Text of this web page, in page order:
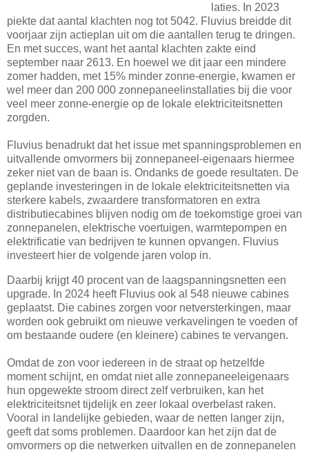
laties. In 2023
piekte dat aantal klachten nog tot 5042. Fluvius breidde dit
voorjaar zijn actieplan uit om die aantallen terug te dringen.
En met succes, want het aantal klachten zakte eind
september naar 2613. En hoewel we dit jaar een mindere
zomer hadden, met 15% minder zonne-energie, kwamen er
wel meer dan 200 000 zonnepaneelinstallaties bij die voor
veel meer zonne-energie op de lokale elektriciteitsnetten
zorgden.
Fluvius benadrukt dat het issue met spanningsproblemen en
uitvallende omvormers bij zonnepaneel-eigenaars hiermee
zeker niet van de baan is. Ondanks de goede resultaten. De
geplande investeringen in de lokale elektriciteitsnetten via
sterkere kabels, zwaardere transformatoren en extra
distributiecabines blijven nodig om de toekomstige groei van
zonnepanelen, elektrische voertuigen, warmtepompen en
elektrificatie van bedrijven te kunnen opvangen. Fluvius
investeert hier de volgende jaren volop in.
Daarbij krijgt 40 procent van de laagspanningsnetten een
upgrade. In 2024 heeft Fluvius ook al 548 nieuwe cabines
geplaatst. Die cabines zorgen voor netversterkingen, maar
worden ook gebruikt om nieuwe verkavelingen te voeden of
om bestaande oudere (en kleinere) cabines te vervangen.
Omdat de zon voor iedereen in de straat op hetzelfde
moment schijnt, en omdat niet alle zonnepaneeleigenaars
hun opgewekte stroom direct zelf verbruiken, kan het
elektriciteitsnet tijdelijk en zeer lokaal overbelast raken.
Vooral in landelijke gebieden, waar de netten langer zijn,
geeft dat soms problemen. Daardoor kan het zijn dat de
omvormers op die netwerken uitvallen en de zonnepanelen